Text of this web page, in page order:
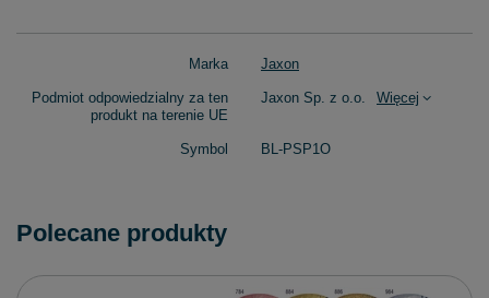
Marka Jaxon
Podmiot odpowiedzialny za ten
produkt na terenie UE
Jaxon Sp. z o.o. Więcej
Symbol BL-PSP1O
Polecane produkty